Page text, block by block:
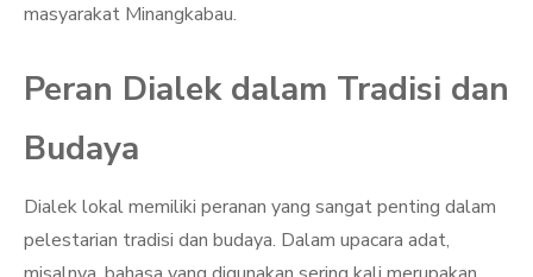
masyarakat Minangkabau.
Peran Dialek dalam Tradisi dan
Budaya
Dialek lokal memiliki peranan yang sangat penting dalam
pelestarian tradisi dan budaya. Dalam upacara adat,